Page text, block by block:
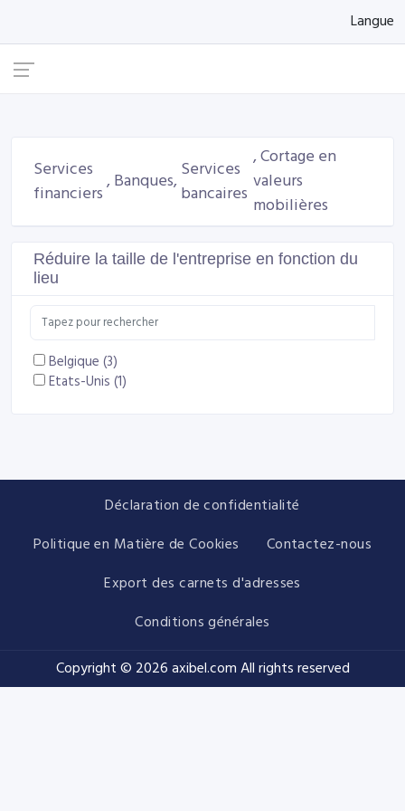
Langue
Services
financiers,Banques,Services
bancaires
, Cortage en
valeurs
mobilières
Réduire la taille de l'entreprise en fonction du
lieu
Belgique (3)
Etats-Unis (1)
Déclaration de confidentialité
Politique en Matière de Cookies
Contactez-nous
Export des carnets d'adresses
Conditions générales
Copyright © 2026axibel.comAll rights reserved